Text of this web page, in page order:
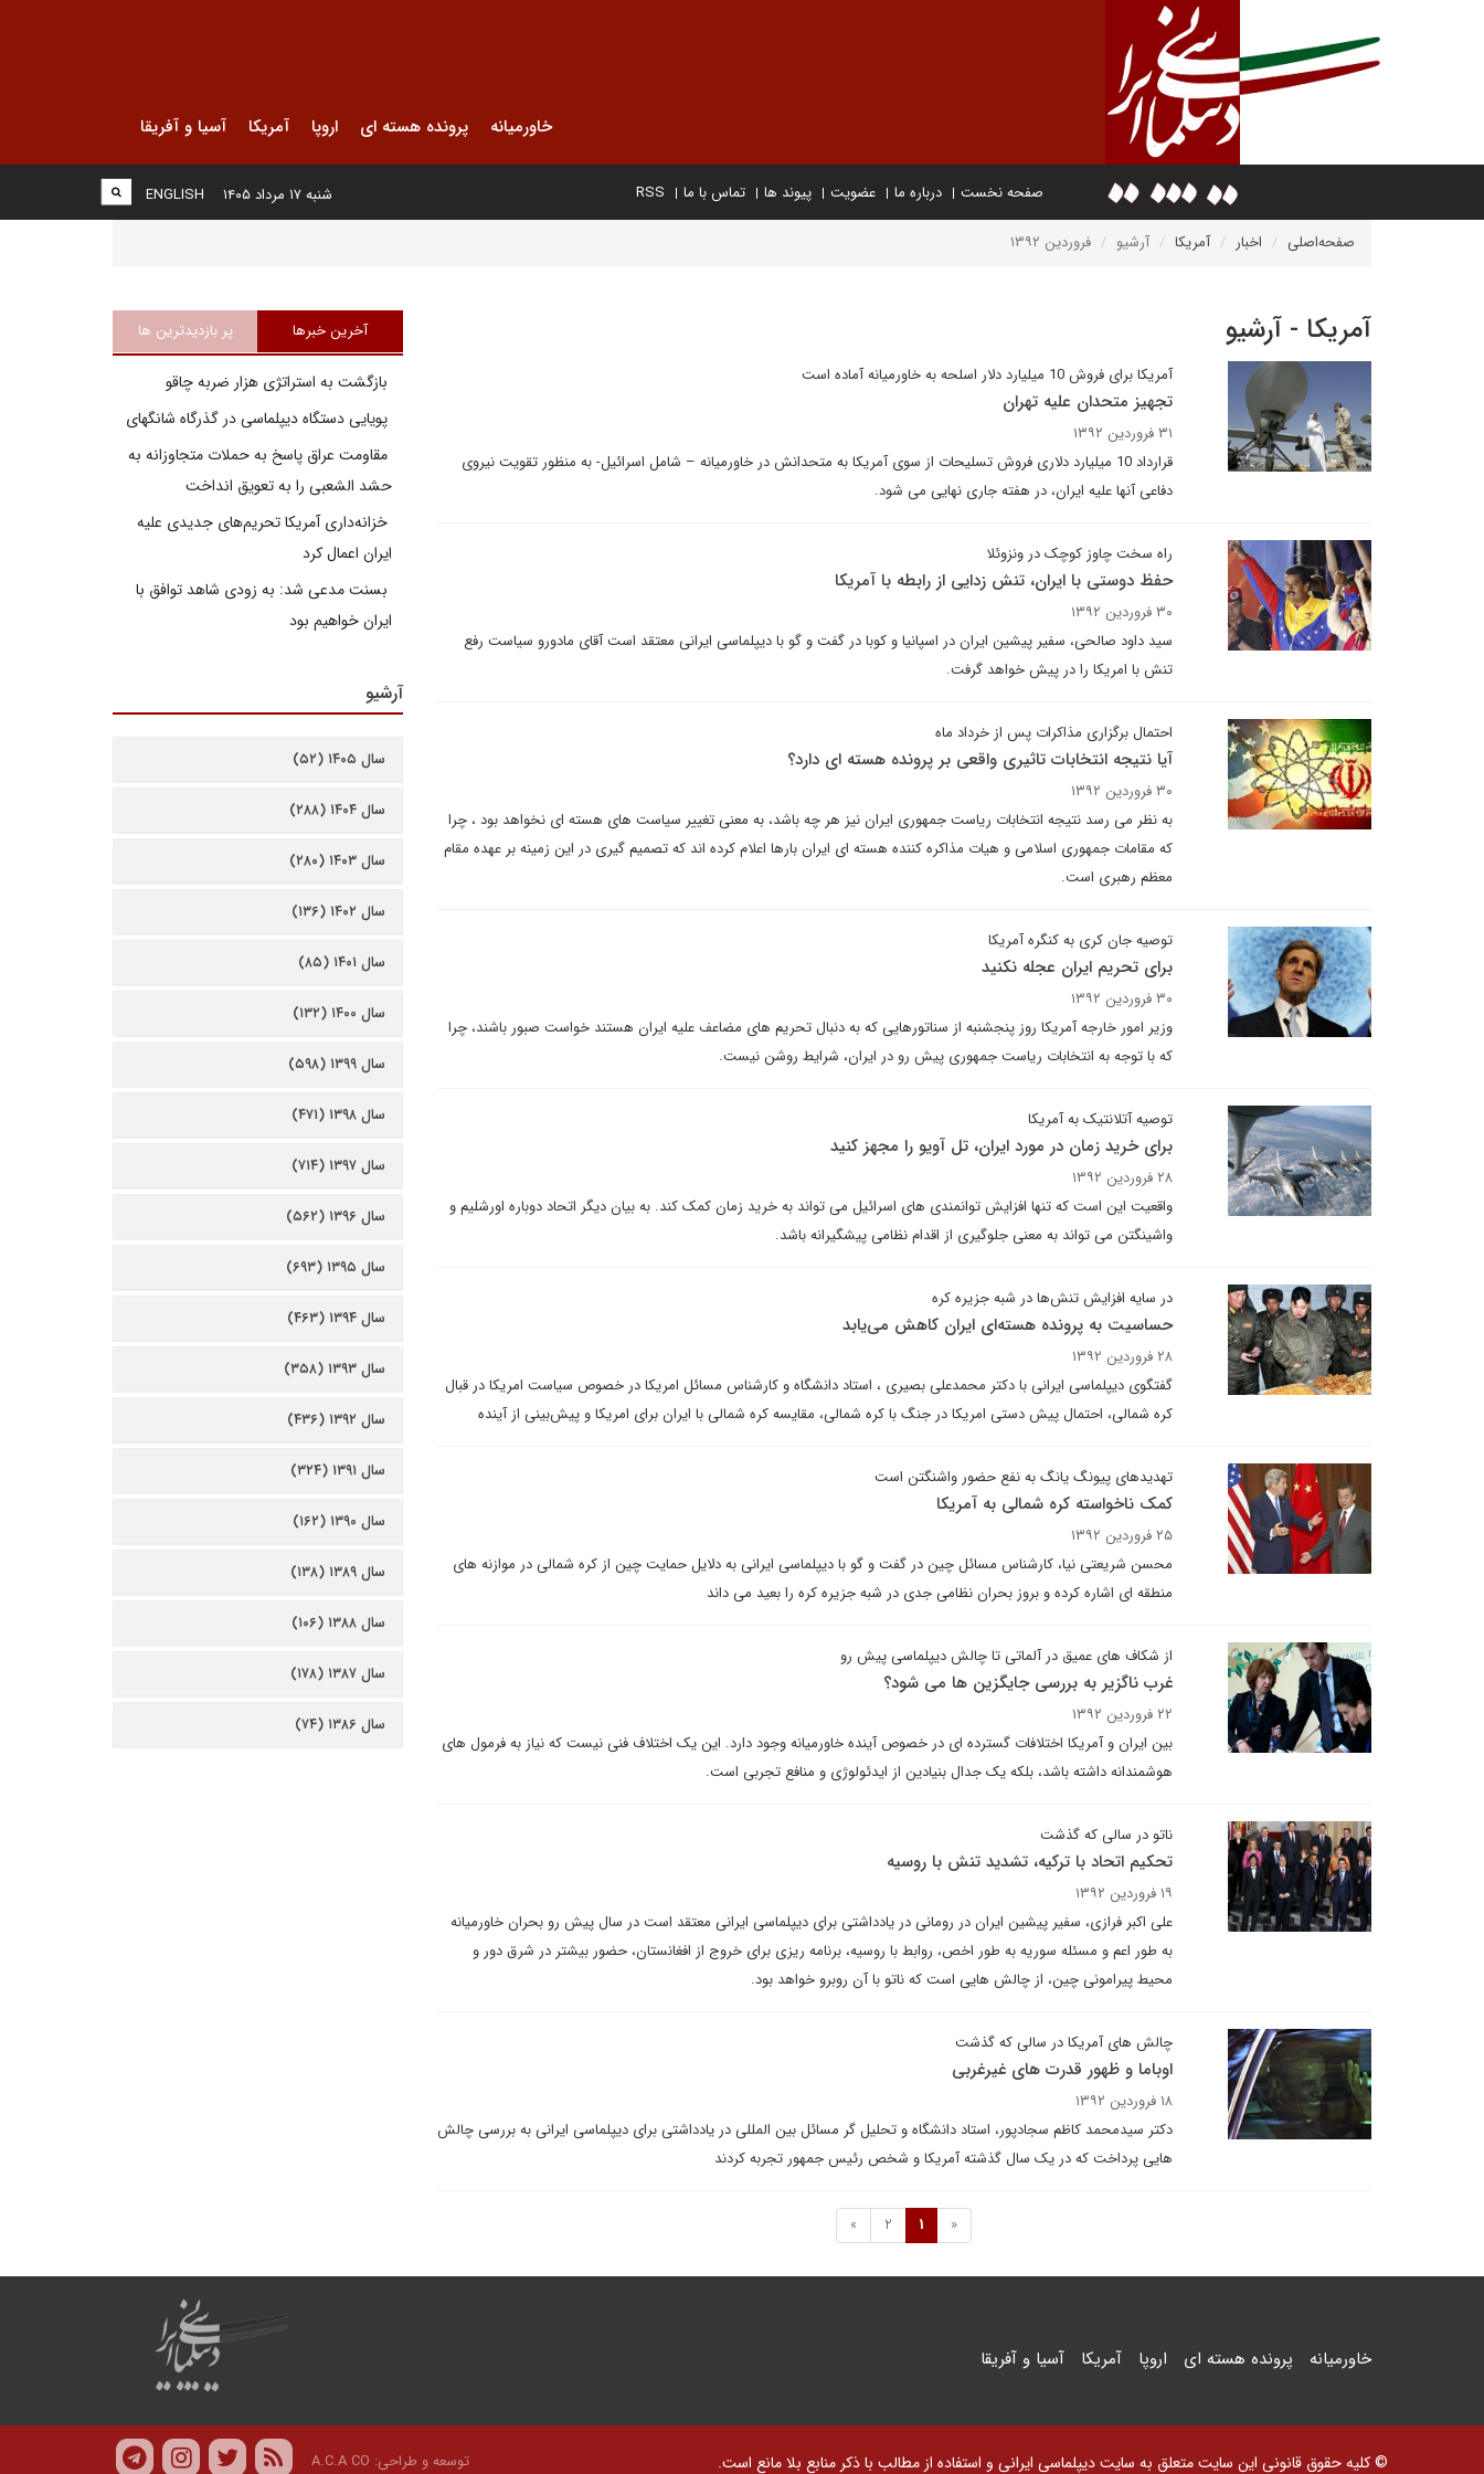
خاورمیانه پرونده هسته ای اروپا آمریکا آسیا و آفریقا
صفحه نخست درباره ما عضویت پیوند ها تماس با ما RSS
ENGLISH شنبه ۱۷ مرداد ۱۴۰۵
صفحه‌اصلی اخبار آمریکا آرشیو فروردین ۱۳۹۲
آمریکا - آرشیو
آمریکا برای فروش 10 میلیارد دلار اسلحه به خاورمیانه آماده است
تجهیز متحدان علیه تهران
۳۱ فروردین ۱۳۹۲
قرارداد 10 میلیارد دلاری فروش تسلیحات از سوی آمریکا به متحدانش در خاورمیانه – شامل اسرائیل- به منظور تقویت نیروی
دفاعی آنها علیه ایران، در هفته جاری نهایی می شود.
راه سخت چاوز کوچک در ونزوئلا
حفظ دوستی با ایران، تنش زدایی از رابطه با آمریکا
۳۰ فروردین ۱۳۹۲
سید داود صالحی، سفیر پیشین ایران در اسپانیا و کوبا در گفت و گو با دیپلماسی ایرانی معتقد است آقای مادورو سیاست رفع
تنش با امریکا را در پیش خواهد گرفت.
احتمال برگزاری مذاکرات پس از خرداد ماه
آیا نتیجه انتخابات تاثیری واقعی بر پرونده هسته ای دارد؟
۳۰ فروردین ۱۳۹۲
به نظر می رسد نتیجه انتخابات ریاست جمهوری ایران نیز هر چه باشد، به معنی تغییر سیاست های هسته ای نخواهد بود ، چرا
که مقامات جمهوری اسلامی و هیات مذاکره کننده هسته ای ایران بارها اعلام کرده اند که تصمیم گیری در این زمینه بر عهده مقام
معظم رهبری است.
توصیه جان کری به کنگره آمریکا
برای تحریم ایران عجله نکنید
۳۰ فروردین ۱۳۹۲
وزیر امور خارجه آمریکا روز پنجشنبه از سناتورهایی که به دنبال تحریم های مضاعف علیه ایران هستند خواست صبور باشند، چرا
که با توجه به انتخابات ریاست جمهوری پیش رو در ایران، شرایط روشن نیست.
توصیه آتلانتیک به آمریکا
برای خرید زمان در مورد ایران، تل آویو را مجهز کنید
۲۸ فروردین ۱۳۹۲
واقعیت این است که تنها افزایش توانمندی های اسرائیل می تواند به خرید زمان کمک کند. به بیان دیگر اتحاد دوباره اورشلیم و
واشینگتن می تواند به معنی جلوگیری از اقدام نظامی پیشگیرانه باشد.
در سایه افزایش تنش‌ها در شبه جزیره کره
حساسیت به پرونده هسته‌ای ایران کاهش می‌یابد
۲۸ فروردین ۱۳۹۲
گفتگوی دیپلماسی ایرانی با دکتر محمدعلی بصیری ، استاد دانشگاه و کارشناس مسائل امریکا در خصوص سیاست امریکا در قبال
کره شمالی، احتمال پیش دستی امریکا در جنگ با کره شمالی، مقایسه کره شمالی با ایران برای امریکا و پیش‌بینی از آینده
تهدیدهای پیونگ یانگ به نفع حضور واشنگتن است
کمک ناخواسته کره شمالی به آمریکا
۲۵ فروردین ۱۳۹۲
محسن شریعتی نیا، کارشناس مسائل چین در گفت و گو با دیپلماسی ایرانی به دلایل حمایت چین از کره شمالی در موازنه های
منطقه ای اشاره کرده و بروز بحران نظامی جدی در شبه جزیره کره را بعید می داند
از شکاف های عمیق در آلماتی تا چالش دیپلماسی پیش رو
غرب ناگزیر به بررسی جایگزین ها می شود؟
۲۲ فروردین ۱۳۹۲
بین ایران و آمریکا اختلافات گسترده ای در خصوص آینده خاورمیانه وجود دارد. این یک اختلاف فنی نیست که نیاز به فرمول های
هوشمندانه داشته باشد، بلکه یک جدال بنیادین از ایدئولوژی و منافع تجربی است.
ناتو در سالی که گذشت
تحکیم اتحاد با ترکیه، تشدید تنش با روسیه
۱۹ فروردین ۱۳۹۲
علی اکبر فرازی، سفیر پیشین ایران در رومانی در یادداشتی برای دیپلماسی ایرانی معتقد است در سال پیش رو بحران خاورمیانه
به طور اعم و مسئله سوریه به طور اخص، روابط با روسیه، برنامه ریزی برای خروج از افغانستان، حضور بیشتر در شرق دور و
محیط پیرامونی چین، از چالش هایی است که ناتو با آن روبرو خواهد بود.
چالش های آمریکا در سالی که گذشت
اوباما و ظهور قدرت های غیرغربی
۱۸ فروردین ۱۳۹۲
دکتر سیدمحمد کاظم سجادپور، استاد دانشگاه و تحلیل گر مسائل بین المللی در یادداشتی برای دیپلماسی ایرانی به بررسی چالش
هایی پرداخت که در یک سال گذشته آمریکا و شخص رئیس جمهور تجربه کردند
«
1
2
»
آخرین خبرها پر بازدیدترین ها
بازگشت به استراتژی هزار ضربه چاقو
پویایی دستگاه دیپلماسی در گذرگاه شانگهای
مقاومت عراق پاسخ به حملات متجاوزانه به
حشد الشعبی را به تعویق انداخت
خزانه‌داری آمریکا تحریم‌های جدیدی علیه
ایران اعمال کرد
بسنت مدعی شد: به زودی شاهد توافق با
ایران خواهیم بود
آرشیو
سال ۱۴۰۵ (۵۲)
سال ۱۴۰۴ (۲۸۸)
سال ۱۴۰۳ (۲۸۰)
سال ۱۴۰۲ (۱۳۶)
سال ۱۴۰۱ (۸۵)
سال ۱۴۰۰ (۱۳۲)
سال ۱۳۹۹ (۵۹۸)
سال ۱۳۹۸ (۴۷۱)
سال ۱۳۹۷ (۷۱۴)
سال ۱۳۹۶ (۵۶۲)
سال ۱۳۹۵ (۶۹۳)
سال ۱۳۹۴ (۴۶۳)
سال ۱۳۹۳ (۳۵۸)
سال ۱۳۹۲ (۴۳۶)
سال ۱۳۹۱ (۳۲۴)
سال ۱۳۹۰ (۱۶۲)
سال ۱۳۸۹ (۱۳۸)
سال ۱۳۸۸ (۱۰۶)
سال ۱۳۸۷ (۱۷۸)
سال ۱۳۸۶ (۷۴)
خاورمیانه پرونده هسته ای اروپا آمریکا آسیا و آفریقا
© کلیه حقوق قانونی این سایت متعلق به سایت دیپلماسی ایرانی و استفاده از مطالب با ذکر منابع بلا مانع است. توسعه و طراحی: A.C.A CO